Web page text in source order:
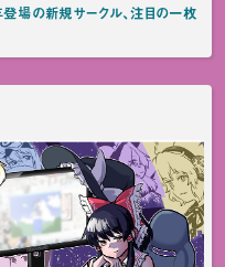
登場の新規サークル、注目の一枚